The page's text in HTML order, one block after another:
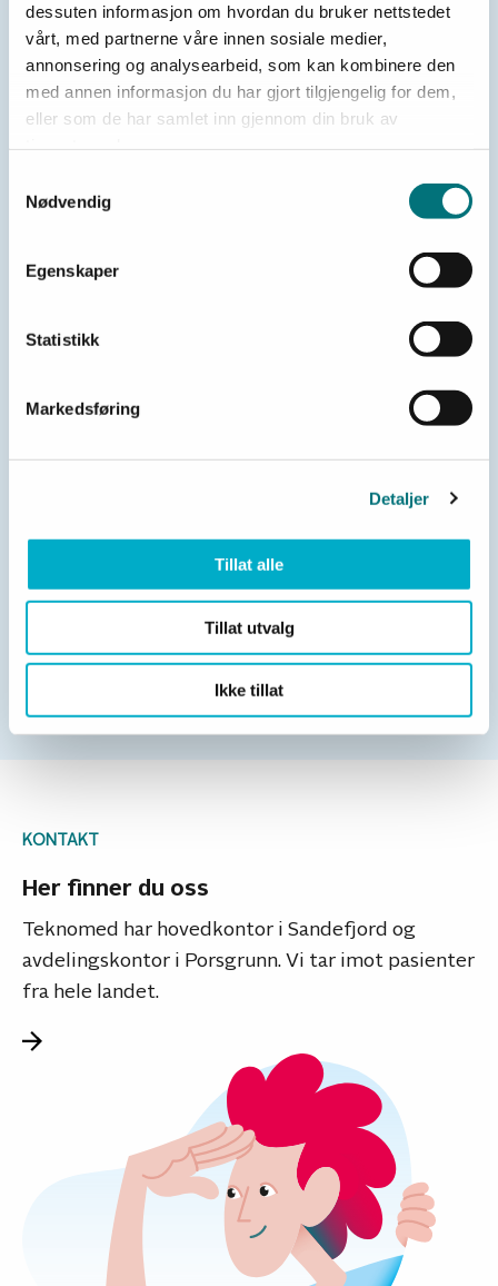
dessuten informasjon om hvordan du bruker nettstedet
vårt, med partnerne våre innen sosiale medier,
annonsering og analysearbeid, som kan kombinere den
med annen informasjon du har gjort tilgjengelig for dem,
eller som de har samlet inn gjennom din bruk av
Nødvendig
Egenskaper
Statistikk
Markedsføring
Detaljer
Tillat alle
Tillat utvalg
Ikke tillat
Proteser
Barnehjelpemidler
Ortoser
Fottøy
Hjelpemidler for diabetikere
KONTAKT
Her finner du oss
Teknomed har hovedkontor i Sandefjord og
avdelingskontor i Porsgrunn. Vi tar imot pasienter
fra hele landet.